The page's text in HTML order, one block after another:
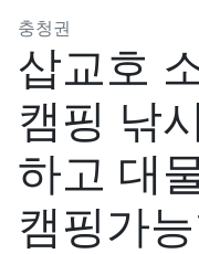
충청권
삽교호
캠핑 낚
하고 대
캠핑가